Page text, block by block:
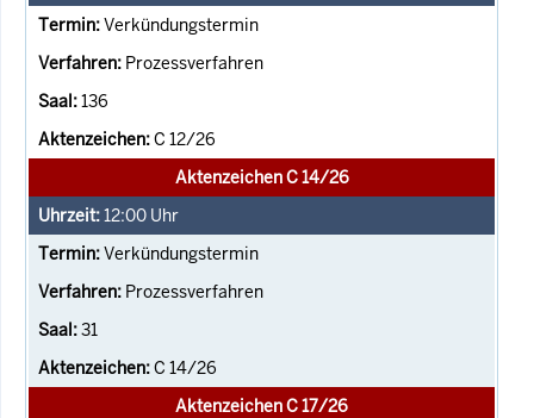
Verkündungstermin
Prozessverfahren
136
C 12/26
Aktenzeichen C 14/26
12:00 Uhr
Verkündungstermin
Prozessverfahren
31
C 14/26
Aktenzeichen C 17/26